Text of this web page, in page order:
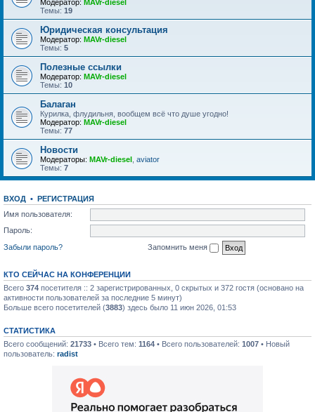
Модератор: MAVr-diesel
Темы: 19
Юридическая консультация
Модератор: MAVr-diesel
Темы: 5
Полезные ссылки
Модератор: MAVr-diesel
Темы: 10
Балаган
Курилка, флудильня, вообщем всё что душе угодно!
Модератор: MAVr-diesel
Темы: 77
Новости
Модераторы: MAVr-diesel aviator
Темы: 7
ВХОД • РЕГИСТРАЦИЯ
Имя пользователя:
Пароль:
Забыли пароль?
Запомнить меня
КТО СЕЙЧАС НА КОНФЕРЕНЦИИ
Всего 374 посетителя :: 2 зарегистрированных, 0 скрытых и 372 гостя (основано на
активности пользователей за последние 5 минут)
Больше всего посетителей (3883) здесь было 11 июн 2026, 01:53
СТАТИСТИКА
Всего сообщений: 21733 • Всего тем: 1164 • Всего пользователей: 1007 • Новый
пользователь: radist